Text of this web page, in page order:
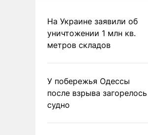
На Украине заявили об
уничтожении 1 млн кв.
метров складов
У побережья Одессы
после взрыва загорелось
судно